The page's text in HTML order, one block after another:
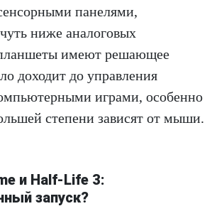
панелями,
ниже аналоговых
имеют решающее
доходит до управления
играми, особенно
степени зависят от мыши.
и Half-Life 3:
запуск?